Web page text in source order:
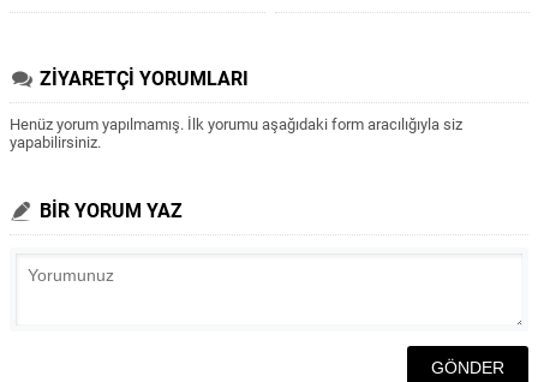
ZİYARETÇİ YORUMLARI
Henüz yorum yapılmamış. İlk yorumu aşağıdaki form aracılığıyla siz
yapabilirsiniz.
BİR YORUM YAZ